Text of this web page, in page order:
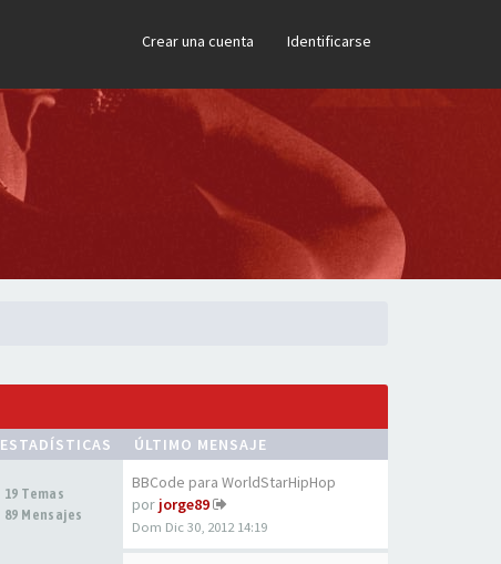
Crear una cuenta Identificarse
ESTADÍSTICAS ÚLTIMO MENSAJE
19 Temas
89 Mensajes
BBCode para WorldStarHipHop
por jorge89
Dom Dic 30, 2012 14:19